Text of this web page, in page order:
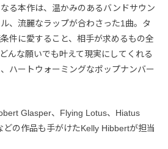
る本作は、温かみのあるバンドサウン
、流麗なラップが合わさった1曲。タ
件に愛すること、相手が求めるもの全
んな願いでも叶えて現実にしてくれる
ハートウォーミングなポップナンバー
Glasper、Flying Lotus、Hiatus
の作品も手がけたKelly Hibbertが担当